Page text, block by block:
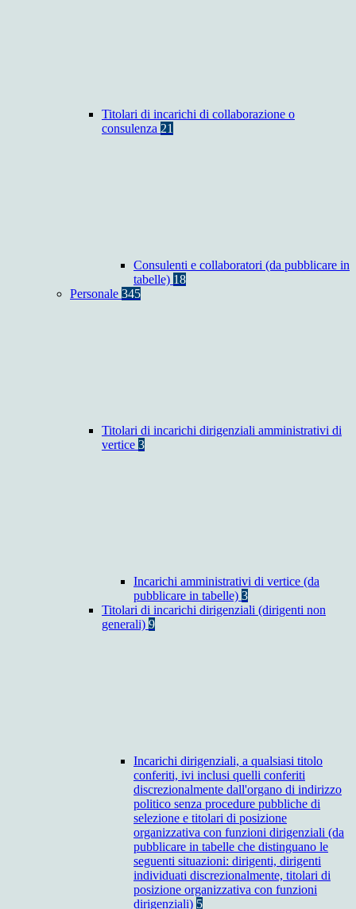
Titolari di incarichi di collaborazione o
consulenza 21
Consulenti e collaboratori (da pubblicare in
tabelle) 18
Personale 345
Titolari di incarichi dirigenziali amministrativi di
vertice 3
Incarichi amministrativi di vertice (da
pubblicare in tabelle) 3
Titolari di incarichi dirigenziali (dirigenti non
generali) 9
Incarichi dirigenziali, a qualsiasi titolo
conferiti, ivi inclusi quelli conferiti
discrezionalmente dall'organo di indirizzo
politico senza procedure pubbliche di
selezione e titolari di posizione
organizzativa con funzioni dirigenziali (da
pubblicare in tabelle che distinguano le
seguenti situazioni: dirigenti, dirigenti
individuati discrezionalmente, titolari di
posizione organizzativa con funzioni
dirigenziali) 5